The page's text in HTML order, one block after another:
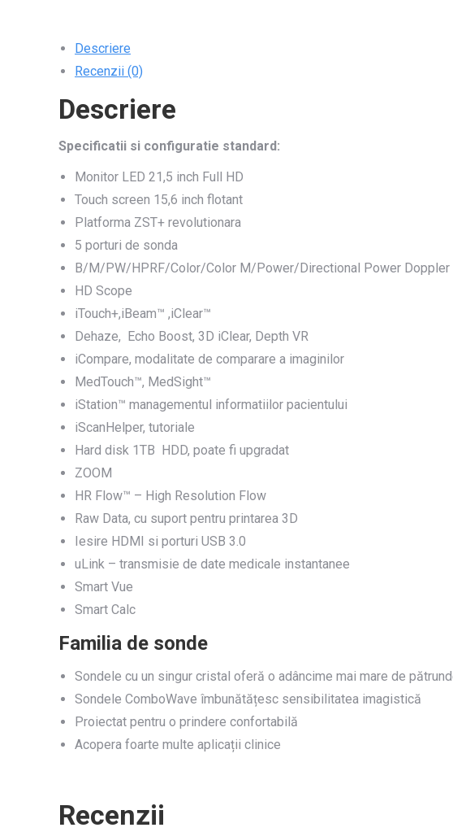
Descriere
Recenzii (0)
Descriere
Specificatii si configuratie standard:
Monitor LED 21,5 inch Full HD
Touch screen 15,6 inch flotant
Platforma ZST+ revolutionara
5 porturi de sonda
B/M/PW/HPRF/Color/Color M/Power/Directional Power Doppler
HD Scope
iTouch+,iBeam™ ,iClear™
Dehaze, Echo Boost, 3D iClear, Depth VR
iCompare, modalitate de comparare a imaginilor
MedTouch™, MedSight™
iStation™ managementul informatiilor pacientului
iScanHelper, tutoriale
Hard disk 1TB HDD, poate fi upgradat
ZOOM
HR Flow™ – High Resolution Flow
Raw Data, cu suport pentru printarea 3D
Iesire HDMI si porturi USB 3.0
uLink – transmisie de date medicale instantanee
Smart Vue
Smart Calc
Familia de sonde
Sondele cu un singur cristal oferă o adâncime mai mare de
Sondele ComboWave îmbunătățesc sensibilitatea imagistică
Proiectat pentru o prindere confortabilă
Acopera foarte multe aplicații clinice
Recenzii